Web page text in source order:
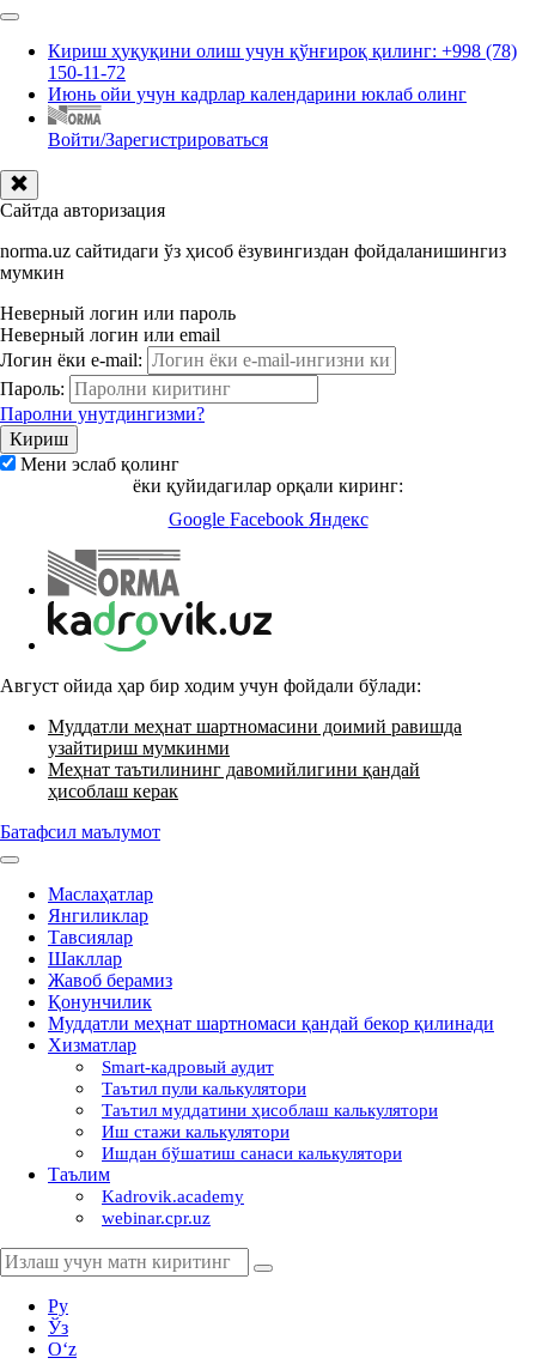
Кириш ҳуқуқини олиш учун қўнғироқ қилинг: +998 (78)
150-11-72
Июнь ойи учун кадрлар календарини юклаб олинг
Войти/Зарегистрироваться
Сайтда авторизация
norma.uz сайтидаги ўз ҳисоб ёзувингиздан фойдаланишингиз
мумкин
Неверный логин или пароль
Неверный логин или email
Логин ёки e-mail:
Пароль:
Паролни унутдингизми?
Мени эслаб қолинг
ёки қуйидагилар орқали киринг:
Google Facebook Яндекс
Август ойида ҳар бир ходим учун фойдали бўлади:
Муддатли меҳнат шартномасини доимий равишда
узайтириш мумкинми
Меҳнат таътилининг давомийлигини қандай
ҳисоблаш керак
Батафсил маълумот
Маслаҳатлар
Янгиликлар
Тавсиялар
Шакллар
Жавоб берамиз
Қонунчилик
Муддатли меҳнат шартномаси қандай бекор қилинади
Хизматлар
Smart-кадровый аудит
Таътил пули калькулятори
Таътил муддатини ҳисоблаш калькулятори
Иш стажи калькулятори
Ишдан бўшатиш санаси калькулятори
Таълим
Kadrovik.academy
webinar.cpr.uz
Ру
Ўз
Oʻz